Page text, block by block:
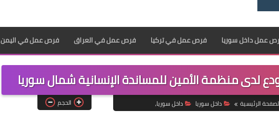
عمل داخل سوريا فرص عمل في تركيا فرص عمل في العراق فرص عمل في اليمن
لدى منظمة الأمين للمساندة الإنسانية شمال سوريا
الرئيسية داخل سوريا داخل سوريا، الحجم